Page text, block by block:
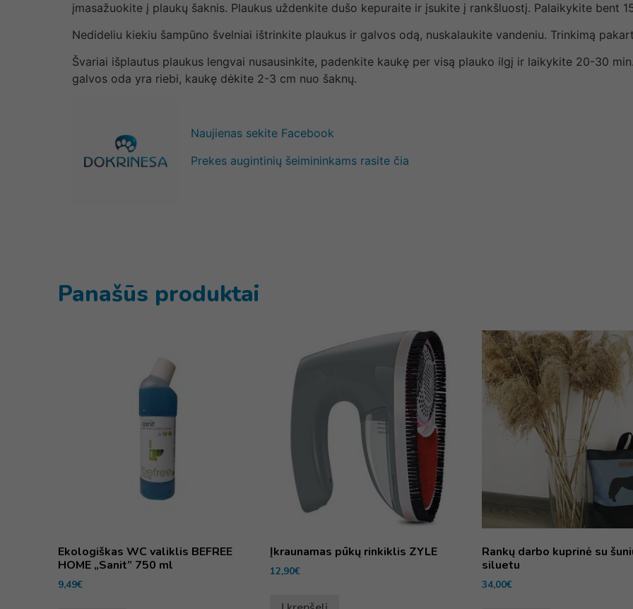
įmasažuokite į plaukų šaknis. Plaukus uždenkite dušo kepuraite ir įsukite į rankšluostį. Palaikykite bent
Nedideliu kiekiu šampūno švelniai ištrinkite plaukus ir galvos odą, nuskalaukite vandeniu. Trinkimą
Švariai išplautus plaukus lengvai nusausinkite, padenkite kaukę per visą plauko ilgį ir laikykite 20-30
galvos oda yra riebi, kaukę dėkite 2-3 cm nuo šaknų.
Naujienas sekite Facebook
Prekes augintinių šeimininkams rasite čia
Panašūs produktai
Ekologiškas WC valiklis BEFREE
HOME „Sanit” 750 ml
9,49€
Įkraunamas pūkų rinkiklis ZYLE
12,90€
Rankų darbo kuprinė su
siluetu
34,00€